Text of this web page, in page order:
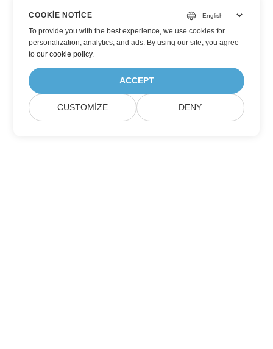
COOKIE NOTICE
To provide you with the best experience, we use cookies for
personalization, analytics, and ads. By using our site, you agree
toour cookie policy.
ACCEPT
CUSTOMIZE DENY